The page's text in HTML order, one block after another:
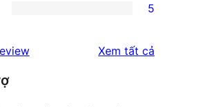
5
Xem tất cả